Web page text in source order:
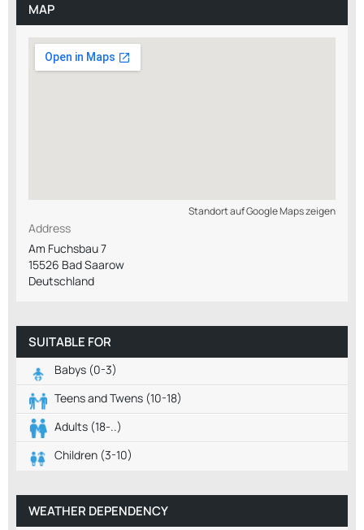
MAP
Standort auf Google Maps zeigen
Address
Am Fuchsbau 7
15526 Bad Saarow
Deutschland
SUITABLE FOR
Babys (0-3)
Teens and Twens (10-18)
Adults (18-..)
Children (3-10)
WEATHER DEPENDENCY